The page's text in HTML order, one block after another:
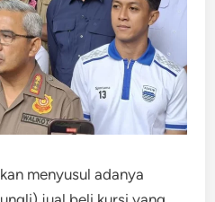
menyusul adanya